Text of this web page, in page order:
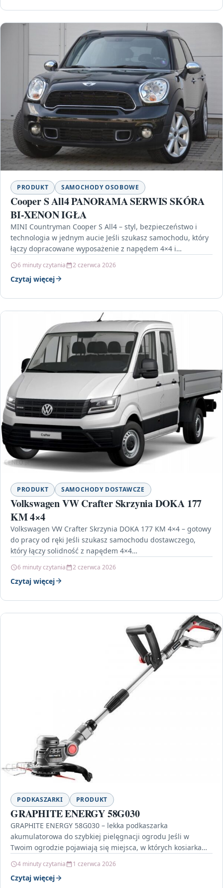
PRODUKT SAMOCHODY OSOBOWE
Cooper S All4 PANORAMA SERWIS SKÓRA
BI-XENON IGŁA
MINI Countryman Cooper S All4 – styl, bezpieczeństwo i
technologia w jednym aucie Jeśli szukasz samochodu, który
łączy dopracowane wyposażenie z napędem 4×4 i…
6 minuty czytania 2 czerwca 2026
Czytaj więcej
PRODUKT SAMOCHODY DOSTAWCZE
Volkswagen VW Crafter Skrzynia DOKA 177
KM 4×4
Volkswagen VW Crafter Skrzynia DOKA 177 KM 4×4 – gotowy
do pracy od ręki Jeśli szukasz samochodu dostawczego,
który łączy solidność z napędem 4×4…
6 minuty czytania 2 czerwca 2026
Czytaj więcej
PODKASZARKI PRODUKT
GRAPHITE ENERGY 58G030
GRAPHITE ENERGY 58G030 – lekka podkaszarka
akumulatorowa do szybkiej pielęgnacji ogrodu Jeśli w
Twoim ogrodzie pojawiają się miejsca, w których kosiarka
4 minuty czytania 1 czerwca 2026
Czytaj więcej